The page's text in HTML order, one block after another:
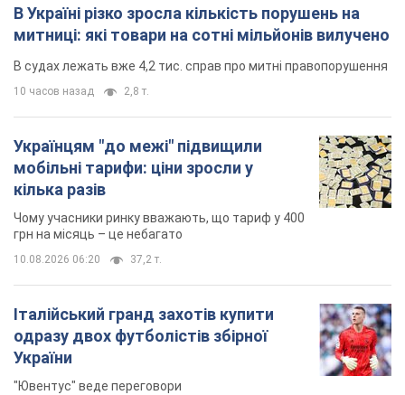
В Україні різко зросла кількість порушень на
митниці: які товари на сотні мільйонів вилучено
В судах лежать вже 4,2 тис. справ про митні правопорушення
10 часов назад 2,8 т.
Українцям "до межі" підвищили
мобільні тарифи: ціни зросли у
кілька разів
Чому учасники ринку вважають, що тариф у 400
грн на місяць – це небагато
10.08.2026 06:20 37,2 т.
Італійський гранд захотів купити
одразу двох футболістів збірної
України
"Ювентус" веде переговори